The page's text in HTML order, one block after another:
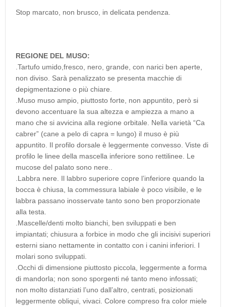
Stop marcato, non brusco, in delicata pendenza.
REGIONE DEL MUSO:
.Tartufo umido,fresco, nero, grande, con narici ben aperte,
non diviso. Sarà penalizzato se presenta macchie di
depigmentazione o più chiare.
.Muso muso ampio, piuttosto forte, non appuntito, però si
devono accentuare la sua altezza e ampiezza a mano a
mano che si avvicina alla regione orbitale. Nella varietà “Ca
cabrer” (cane a pelo di capra = lungo) il muso è più
appuntito. Il profilo dorsale è leggermente convesso. Viste di
profilo le linee della mascella inferiore sono rettilinee. Le
mucose del palato sono nere..
.Labbra nere. Il labbro superiore copre l’inferiore quando la
bocca è chiusa, la commessura labiale è poco visibile, e le
labbra passano inosservate tanto sono ben proporzionate
alla testa.
.Mascelle/denti molto bianchi, ben sviluppati e ben
impiantati; chiusura a forbice in modo che gli incisivi superiori
esterni siano nettamente in contatto con i canini inferiori. I
molari sono sviluppati.
.Occhi di dimensione piuttosto piccola, leggermente a forma
di mandorla; non sono sporgenti né tanto meno infossati;
non molto distanziati l’uno dall’altro, centrati, posizionati
leggermente obliqui, vivaci. Colore compreso fra color miele